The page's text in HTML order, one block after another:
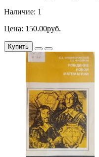
Наличие: 1
Цена: 150.00руб.
Купить